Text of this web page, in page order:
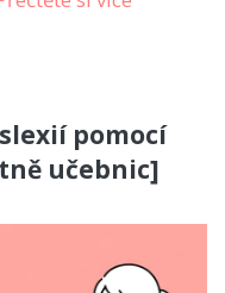
pomocí
učebnic]